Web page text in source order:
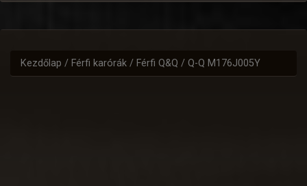
Kezdőlap / Férfi karórák / Férfi Q&Q / Q-Q M176J005Y